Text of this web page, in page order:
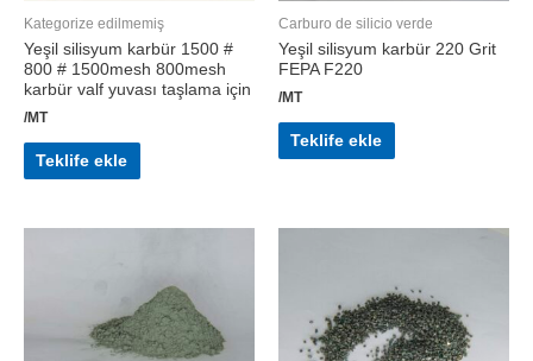
Kategorize edilmemiş
Yeşil silisyum karbür 1500 #
800 # 1500mesh 800mesh
karbür valf yuvası taşlama için
/MT
Teklife ekle
Carburo de silicio verde
Yeşil silisyum karbür 220 Grit
FEPA F220
/MT
Teklife ekle